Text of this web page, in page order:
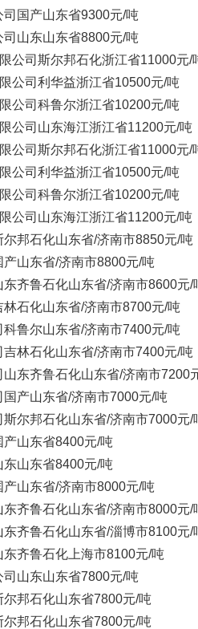
国产山东省9300元/吨
山东山东省8800元/吨
公司 斯尔邦石化浙江省11000元/
公司 利华益浙江省10500元/吨
公司 科鲁尔浙江省10200元/吨
公司 山东海江浙江省11200元/吨
公司 斯尔邦石化浙江省11000元/
公司 利华益浙江省10500元/吨
公司 科鲁尔浙江省10200元/吨
公司 山东海江浙江省11200元/吨
尔邦石化山东省/济南市8850元/吨
产山东省/济南市8800元/吨
东齐鲁石化山东省/济南市8600元/
林石化山东省/济南市8700元/吨
科鲁尔山东省/济南市7400元/吨
吉林石化山东省/济南市7400元/吨
山东齐鲁石化山东省/济南市7200
国产山东省/济南市7000元/吨
斯尔邦石化山东省/济南市7000元/
产山东省8400元/吨
东山东省8400元/吨
产山东省/济南市8000元/吨
东齐鲁石化山东省/济南市8000元/
东齐鲁石化山东省/淄博市8100元/
东齐鲁石化 上海市8100元/吨
山东山东省7800元/吨
尔邦石化山东省7800元/吨
尔邦石化山东省7800元/吨